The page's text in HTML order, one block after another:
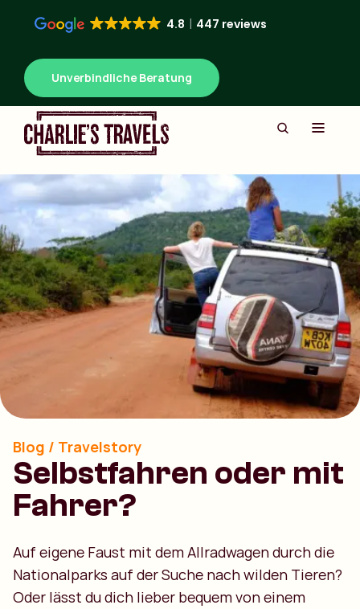
4.8 447 reviews
Unverbindliche Beratung
Blog / Travelstory
Selbstfahren oder mit
Fahrer?
Auf eigene Faust mit dem Allradwagen durch die
Nationalparks auf der Suche nach wilden Tieren?
Oder lässt du dich lieber bequem von einem